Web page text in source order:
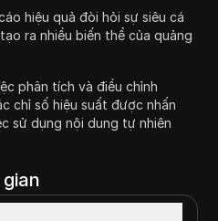
hiệu quả đòi hỏi sự siêu cá
ra nhiều biến thể của quảng
phân tích và điều chỉnh
chỉ số hiệu suất được nhấn
sử dụng nội dung tự nhiên